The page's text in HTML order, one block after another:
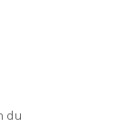
du